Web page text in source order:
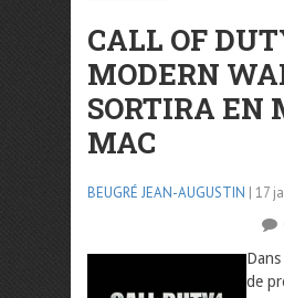
CALL OF
MODERN
SORTIRA EN
MAC
BEUGRÉ JEAN-AUGUSTIN | 17
de